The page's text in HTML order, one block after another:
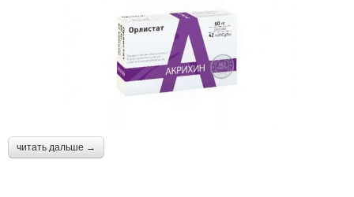
читать дальше →